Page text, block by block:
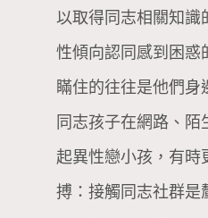
以取得同志相關知識
性傾向認同感到困惑
瞞住的往往是他們身
同志孩子在網路、
起異性戀小孩，有時
搏：接觸同志社群是